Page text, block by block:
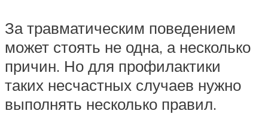
За травматическим поведением
может стоять не одна, а несколько
причин. Но для профилактики
таких несчастных случаев нужно
выполнять несколько правил.